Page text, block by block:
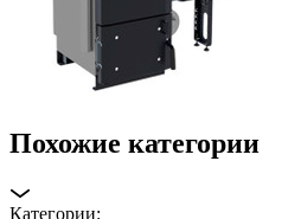
Похожие категории
Категории: